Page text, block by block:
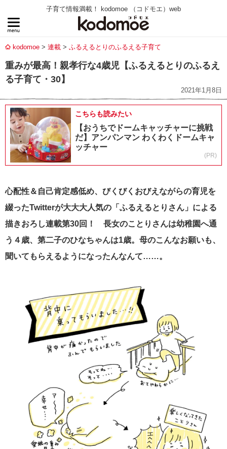
子育て情報満載！ kodomoe （コドモエ）web
kodomoe 連載 ふるえるとりのふるえる子育て
重みが最高！親孝行な4歳児【ふるえるとりのふるえ
る子育て・30】
2021年1月8日
こちらも読みたい
【おうちでドームキャッチャーに挑戦
だ】アンパンマン わくわくドームキャ
ッチャー
(PR)
心配性＆自己肯定感低め、びくびくおびえながらの育児を
綴ったTwitterが大大大人気の「ふるえるとりさん」による
描きおろし連載第30回！ 長女のことりさんは幼稚園へ通
う４歳、第二子のひなちゃんは1歳。母のこんなお願いも、
聞いてもらえるようになったんなんて……。